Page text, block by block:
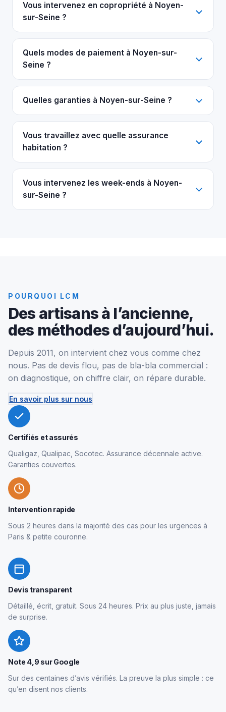
Vous intervenez en copropriété à Noyen-
sur-Seine ?
Quels modes de paiement à Noyen-sur-
Seine ?
Quelles garanties à Noyen-sur-Seine ?
Vous travaillez avec quelle assurance
habitation ?
Vous intervenez les week-ends à Noyen-
sur-Seine ?
POURQUOI LCM
Des artisans à l’ancienne,
des méthodes d’aujourd’hui.
Depuis 2011, on intervient chez vous comme chez
nous. Pas de devis flou, pas de bla-bla commercial :
on diagnostique, on chiffre clair, on répare durable.
En savoir plus sur nous
Certifiés et assurés
Qualigaz, Qualipac, Socotec. Assurance décennale active.
Garanties couvertes.
Intervention rapide
Sous 2 heures dans la majorité des cas pour les urgences à
Paris & petite couronne.
Devis transparent
Détaillé, écrit, gratuit. Sous 24 heures. Prix au plus juste, jamais
de surprise.
Note 4,9 sur Google
Sur des centaines d’avis vérifiés. La preuve la plus simple : ce
qu’en disent nos clients.